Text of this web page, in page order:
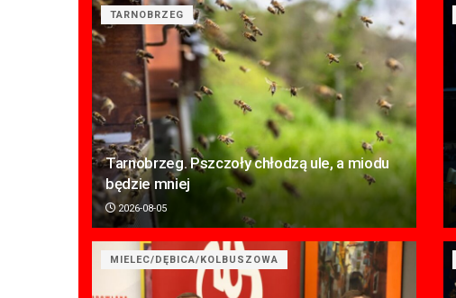
TARNOBRZEG
Tarnobrzeg. Pszczoły chłodzą ule, a miodu
będzie mniej
2026-08-05
MIELEC/DĘBICA/KOLBUSZOWA